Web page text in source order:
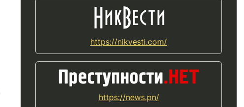
https://nikvesti.com/
https://news.pn/